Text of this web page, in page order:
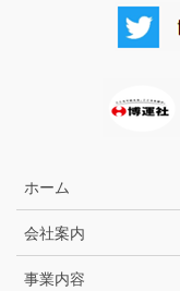
ホーム
会社案内
事業内容